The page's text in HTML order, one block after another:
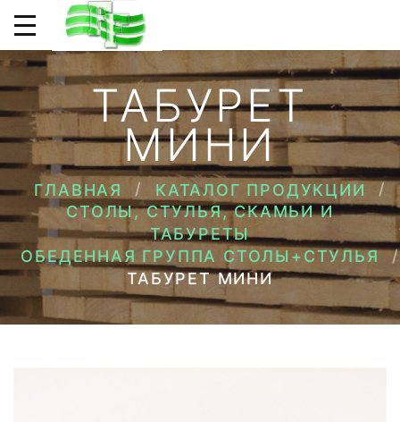
ТАБУРЕТ
МИНИ
ГЛАВНАЯ
КАТАЛОГ ПРОДУКЦИИ
СТОЛЫ, СТУЛЬЯ, СКАМЬИ И
ТАБУРЕТЫ
ОБЕДЕННАЯ ГРУППА СТОЛЫ+СТУЛЬЯ
ТАБУРЕТ МИНИ